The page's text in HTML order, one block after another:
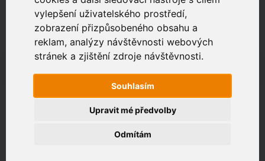
vylepšení uživatelského prostředí,
zobrazení přizpůsobeného obsahu a
reklam, analýzy návštěvnosti webových
stránek a zjištění zdroje návštěvnosti.
Souhlasím
Odmítám
Upravit mé předvolby
Zákaznický portál
Jak rychlé je připojení na vaší adrese?